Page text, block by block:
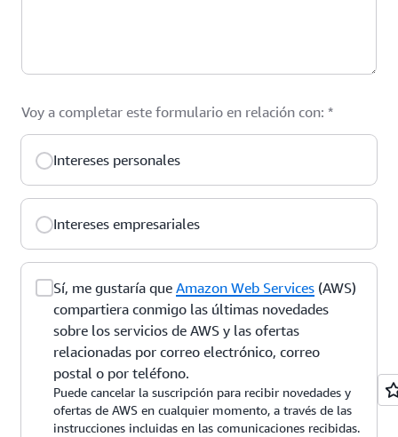
Voy a completar este formulario en relación con: *
Intereses personales
Intereses empresariales
Sí, me gustaría que Amazon Web Services (AWS)
compartiera conmigo las últimas novedades
sobre los servicios de AWS y las ofertas
relacionadas por correo electrónico, correo
postal o por teléfono.
Puede cancelar la suscripción para recibir novedades y
ofertas de AWS en cualquier momento, a través de las
instrucciones incluidas en las comunicaciones recibidas.